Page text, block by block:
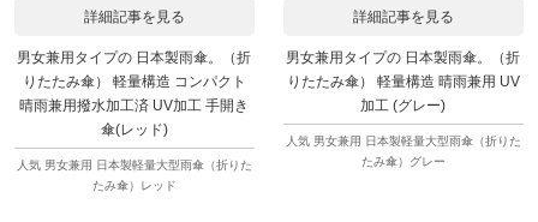
詳細記事を見る
男女兼用タイプの 日本製雨傘。（折
りたたみ傘） 軽量構造 コンパクト
晴雨兼用撥水加工済 UV加工 手開き
傘(レッド)
人気 男女兼用 日本製軽量大型雨傘（折りた
たみ傘）レッド
詳細記事を見る
男女兼用タイプの 日本製雨傘。（折
りたたみ傘） 軽量構造 晴雨兼用 UV
加工 (グレー)
人気 男女兼用 日本製軽量大型雨傘（折りた
たみ傘）グレー